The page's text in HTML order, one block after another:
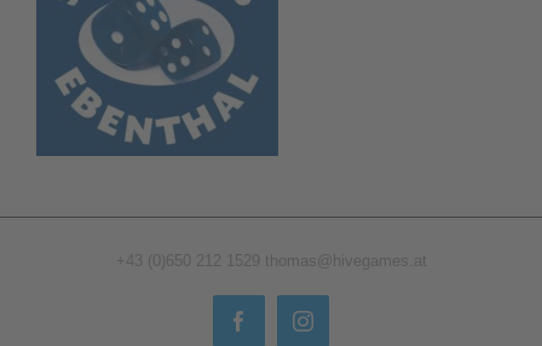
+43 (0)650 212 1529 thomas@hivegames.at
FacebookInstagram